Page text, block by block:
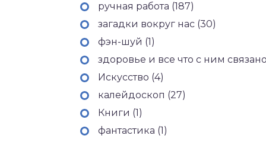
ручная работа (187)
загадки вокруг нас (30)
фэн-шуй (1)
здоровье и все что с ним
Искусство (4)
калейдоскоп (27)
Книги (1)
фантастика (1)